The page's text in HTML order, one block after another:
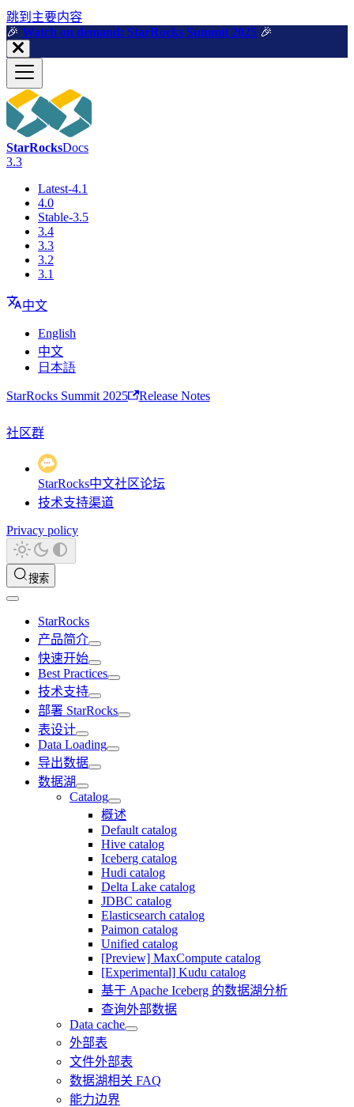
跳到主要内容
🎉️ Watch on demand: StarRocks Summit 2025 🎉️
StarRocksDocs
3.3
Latest-4.1
4.0
Stable-3.5
3.4
3.3
3.2
3.1
中文
English
中文
日本語
StarRocks Summit 2025 Release Notes
社区群
StarRocks中文社区论坛
技术支持渠道
Privacy policy
搜索
StarRocks
产品简介
快速开始
Best Practices
技术支持
部署 StarRocks
表设计
Data Loading
导出数据
数据湖
Catalog
概述
Default catalog
Hive catalog
Iceberg catalog
Hudi catalog
Delta Lake catalog
JDBC catalog
Elasticsearch catalog
Paimon catalog
Unified catalog
[Preview] MaxCompute catalog
[Experimental] Kudu catalog
基于 Apache Iceberg 的数据湖分析
查询外部数据
Data cache
外部表
文件外部表
数据湖相关 FAQ
能力边界